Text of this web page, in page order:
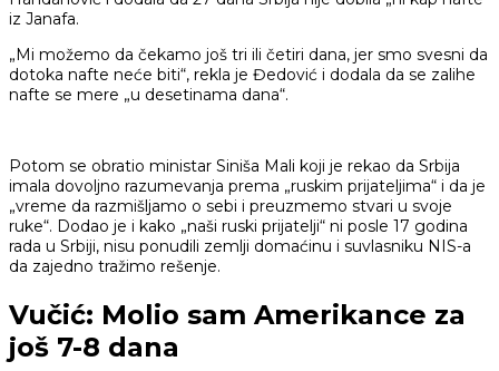
iz Janafa.
„Mi možemo da čekamo još tri ili četiri dana, jer smo svesni da
dotoka nafte neće biti“, rekla je Đedović i dodala da se zalihe
nafte se mere „u desetinama dana“.
Potom se obratio ministar Siniša Mali koji je rekao da Srbija
imala dovoljno razumevanja prema „ruskim prijateljima“ i da je
„vreme da razmišljamo o sebi i preuzmemo stvari u svoje
ruke“. Dodao je i kako „naši ruski prijatelji“ ni posle 17 godina
rada u Srbiji, nisu ponudili zemlji domaćinu i suvlasniku NIS-a
da zajedno tražimo rešenje.
Vučić: Molio sam Amerikance za
još 7-8 dana